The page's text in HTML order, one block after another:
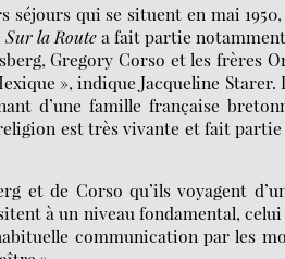
qui se situent en mai 1950,
Sur la Routea fait partie
Gregory Corso et les frères
», indique Jacqueline
d’une famille française
est très vivante et fait
et de Corso qu’ils voyagent
à un niveau fondamental,
communication par les